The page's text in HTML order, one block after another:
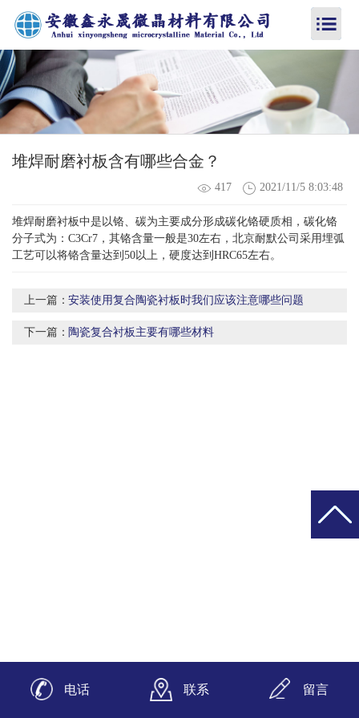
堆焊耐磨衬板含有哪些合金？
417 2021/11/5 8:03:48
堆焊耐磨衬板中是以铬、碳为主要成分形成碳化铬硬质相，碳化铬
分子式为：C3Cr7，其铬含量一般是30左右，北京耐默公司采用埋弧
工艺可以将铬含量达到50以上，硬度达到HRC65左右。
上一篇：安装使用复合陶瓷衬板时我们应该注意哪些问题
下一篇： 陶瓷复合衬板主要有哪些材料
电话 联系 留言